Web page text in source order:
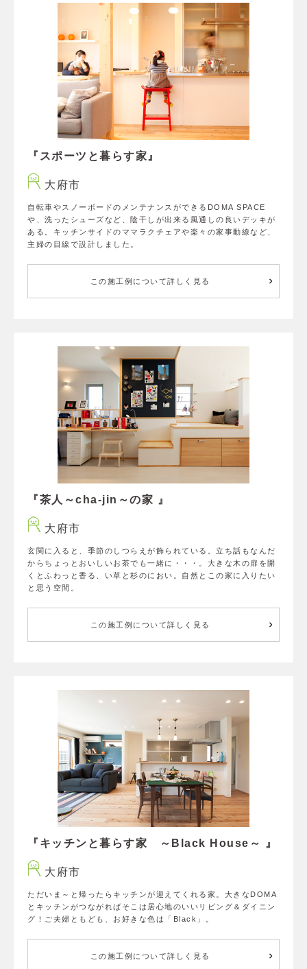
『スポーツと暮らす家』
大府市
自転車やスノーボードのメンテナンスができるDOMA SPACE
や、洗ったシューズなど、陰干しが出来る風通しの良いデッキが
ある。キッチンサイドのママラクチェアや楽々の家事動線など、
主婦の目線で設計しました。
この施工例について詳しく見る
『茶人～cha-jin～の家 』
大府市
玄関に入ると、季節のしつらえが飾られている。立ち話もなんだ
からちょっとおいしいお茶でも一緒に・・・。大きな木の扉を開
くとふわっと香る、い草と杉のにおい。自然とこの家に入りたい
と思う空間。
この施工例について詳しく見る
『キッチンと暮らす家 ～Black House～ 』
大府市
ただいま～と帰ったらキッチンが迎えてくれる家。大きなDOMA
とキッチンがつながればそこは居心地のいいリビング＆ダイニン
グ！ご夫婦ともども、お好きな色は「Black」。
この施工例について詳しく見る